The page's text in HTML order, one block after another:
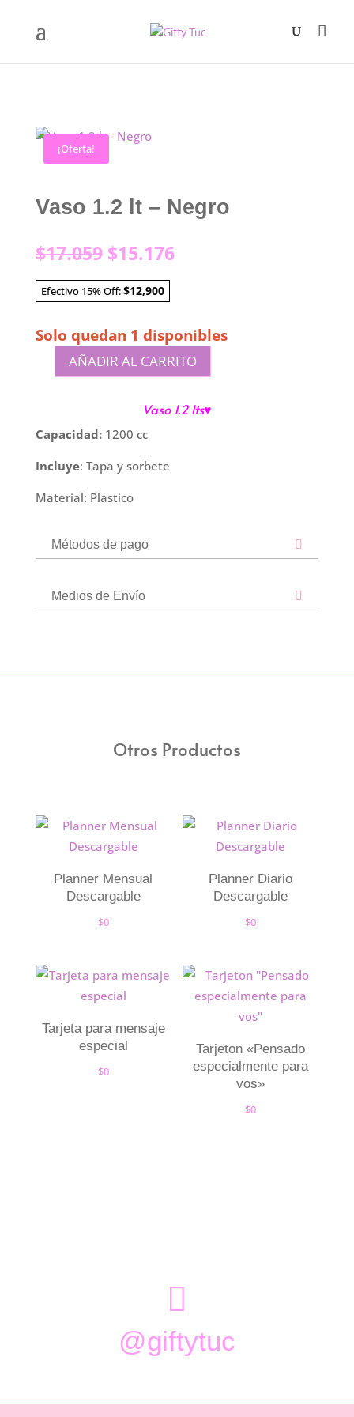
¡Oferta!
Vaso 1.2 lt – Negro
$17.059 El
precio
original
era:
$15.176El
Efectivo 15% Off:$12,900
Solo quedan 1 disponibles
-
cantidad
AÑADIR AL CARRITO
Vaso 1.2 lts♥
Capacidad:1200 cc
Incluye: Tapa y sorbete
Material: Plastico
Métodos de pago
Medios de Envío
Otros Productos
Planner Mensual
Descargable
$0
Planner Diario
Descargable
$0
Tarjeta para mensaje
especial
$0
Tarjeton «Pensado
especialmente para
vos»
$0

@giftytuc